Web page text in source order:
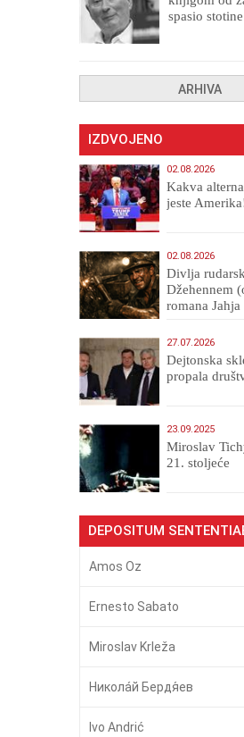
spasio
ARHIVA
IZDVOJENO
02.08.2026
Kakva
jeste
02.08.2026
Divlja
Džehennem
romana Jahja
27.07.2026
Dejtonska
propala
23.09.2025
Miroslav
21. stoljeće
DEPOSITUM
Amos Oz
Ernesto Sabato
Miroslav Krleža
Никола́й Бердя́ев
Ivo Andrić